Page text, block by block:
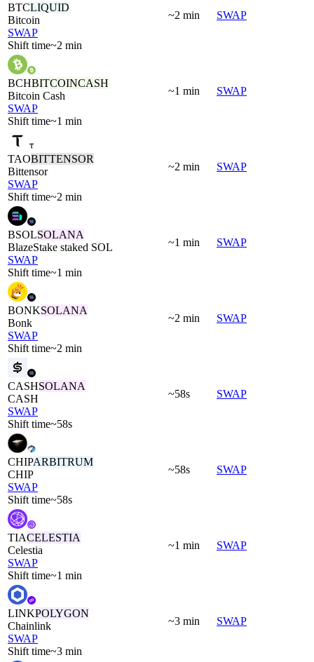
BTCLIQUID
Bitcoin
SWAP
Shift time~2 min
~2 min SWAP
BCHBITCOINCASH
Bitcoin Cash
SWAP
Shift time~1 min
~1 min SWAP
TAOBITTENSOR
Bittensor
SWAP
Shift time~2 min
~2 min SWAP
BSOLSOLANA
BlazeStake staked SOL
SWAP
Shift time~1 min
~1 min SWAP
BONKSOLANA
Bonk
SWAP
Shift time~2 min
~2 min SWAP
CASHSOLANA
CASH
SWAP
Shift time~58s
~58s SWAP
CHIPARBITRUM
CHIP
SWAP
Shift time~58s
~58s SWAP
TIACELESTIA
Celestia
SWAP
Shift time~1 min
~1 min SWAP
LINKPOLYGON
Chainlink
SWAP
Shift time~3 min
~3 min SWAP